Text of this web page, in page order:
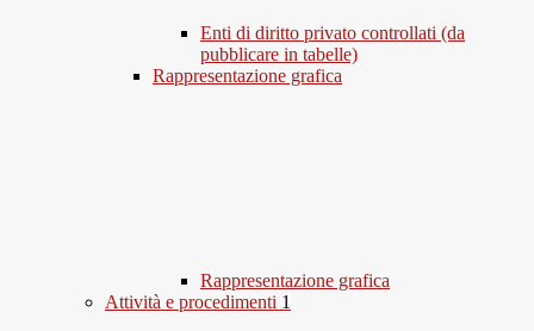
Enti di diritto privato controllati (da
pubblicare in tabelle)
Rappresentazione grafica
Rappresentazione grafica
Attività e procedimenti 1